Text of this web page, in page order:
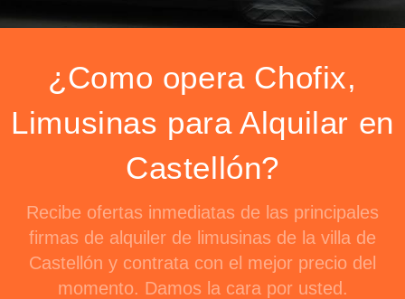
¿Como opera Chofix,
Limusinas para Alquilar en
Castellón?
Recibe ofertas inmediatas de las principales
firmas de alquiler de limusinas de la villa de
Castellón y contrata con el mejor precio del
momento. Damos la cara por usted.